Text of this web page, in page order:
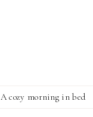
A cozy morning in bed